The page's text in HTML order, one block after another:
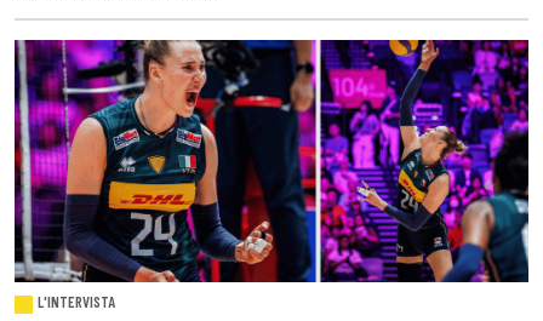
L'INTERVISTA